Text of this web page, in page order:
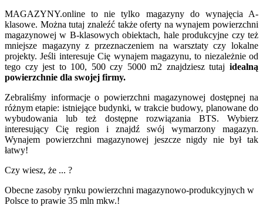
MAGAZYNY.online to nie tylko magazyny do wynajęcia A-
klasowe. Można tutaj znaleźć także oferty na wynajem powierzchni
magazynowej w B-klasowych obiektach, hale produkcyjne czy też
mniejsze magazyny z przeznaczeniem na warsztaty czy lokalne
projekty. Jeśli interesuje Cię wynajem magazynu, to niezależnie od
tego czy jest to 100, 500 czy 5000 m2 znajdziesz tutaj idealną
powierzchnie dla swojej firmy.
Zebraliśmy informacje o powierzchni magazynowej dostępnej na
różnym etapie: istniejące budynki, w trakcie budowy, planowane do
wybudowania lub też dostępne rozwiązania BTS. Wybierz
interesujący Cię region i znajdź swój wymarzony magazyn.
Wynajem powierzchni magazynowej jeszcze nigdy nie był tak
łatwy!
Czy wiesz, że ... ?
Obecne zasoby rynku powierzchni magazynowo-produkcyjnych w
Polsce to prawie 35 mln mkw.!